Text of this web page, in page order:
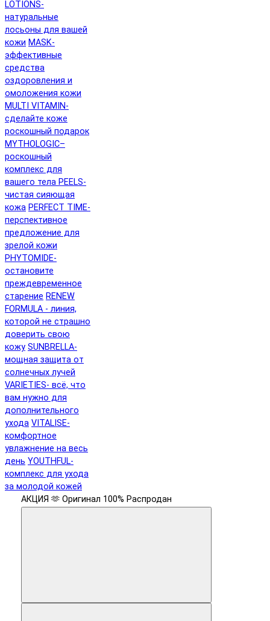
LOTIONS-
натуральные
лосьоны для вашей
кожи MASK-
эффективные
средства
оздоровления и
омоложения кожи
MULTI VITAMIN-
сделайте коже
роскошный подарок
MYTHOLOGIC–
роскошный
комплекс для
вашего тела PEELS-
чистая сияющая
кожа PERFECT TIME-
перспективное
предложение для
зрелой кожи
PHYTOMIDE-
остановите
преждевременное
старение RENEW
FORMULA - линия,
которой не страшно
доверить свою
кожу SUNBRELLA-
мощная защита от
солнечных лучей
VARIETIES- всё, что
вам нужно для
дополнительного
ухода VITALISE-
комфортное
увлажнение на весь
день YOUTHFUL-
комплекс для ухода
за молодой кожей
АКЦИЯ 🫶 Оригинал 100% Распродан